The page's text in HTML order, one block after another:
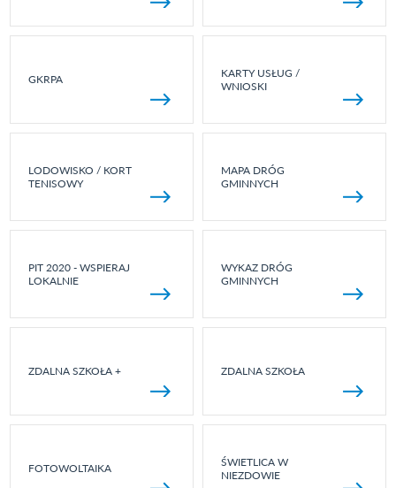
GKRPA
KARTY USŁUG /
WNIOSKI
LODOWISKO / KORT
TENISOWY
MAPA DRÓG
GMINNYCH
PIT 2020 - WSPIERAJ
LOKALNIE
WYKAZ DRÓG
GMINNYCH
ZDALNA SZKOŁA + ZDALNA SZKOŁA
FOTOWOLTAIKA
ŚWIETLICA W
NIEZDOWIE